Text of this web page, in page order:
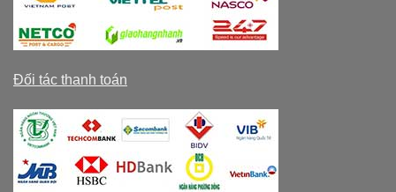
Đối tác thanh toán